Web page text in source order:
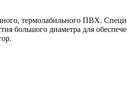
термолабильного ПВХ.
большого диаметра для